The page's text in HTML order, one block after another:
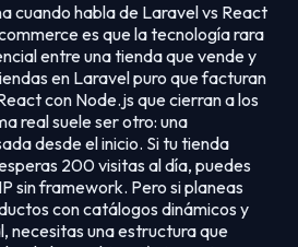
cuando habla de Laravel vs React
es que la tecnología rara
entre una tienda que vende y
en Laravel puro que facturan
con Node.js que cierran a los
real suele ser otro: una
desde el inicio. Si tu tienda
200 visitas al día, puedes
sin framework. Pero si planeas
con catálogos dinámicos y
necesitas una estructura que